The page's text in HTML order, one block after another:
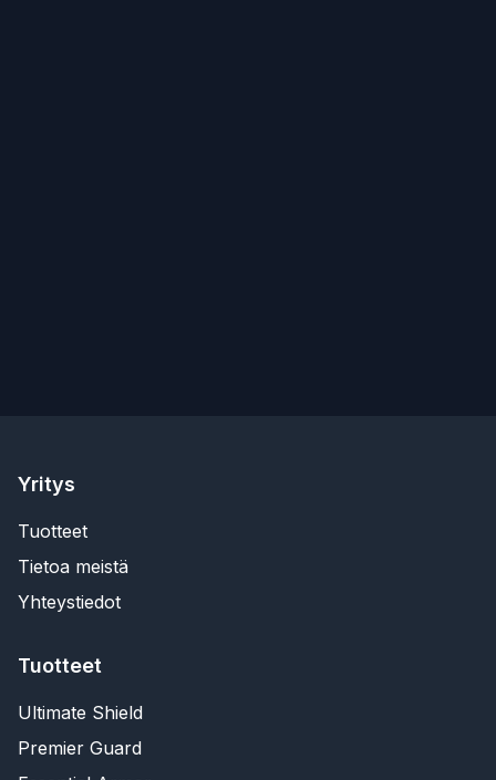
Yritys
Tuotteet
Tietoa meistä
Yhteystiedot
Tuotteet
Ultimate Shield
Premier Guard